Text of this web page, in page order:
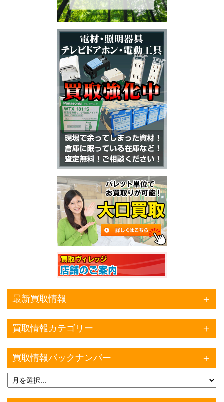
最新買取情報
買取情報カテゴリー
買取情報バックナンバー